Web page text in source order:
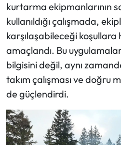
kurtarma ekipmanlarının
kullanıldığı çalışmada,
karşılaşabileceği koşullara
amaçlandı. Bu
bilgisini değil, aynı
takım çalışması ve doğru
de güçlendirdi.